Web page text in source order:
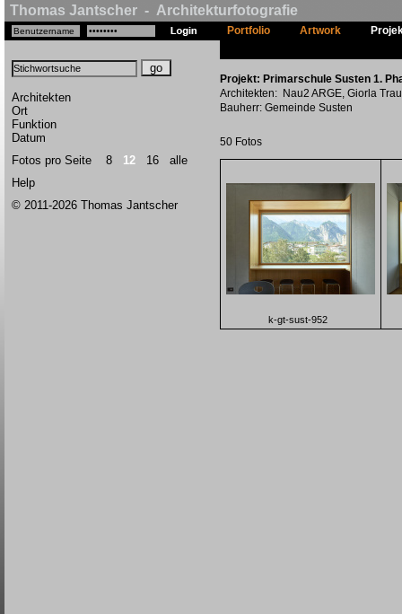
Thomas Jantscher - Architekturfotografie
Architekten
Ort
Funktion
Datum
Fotos pro Seite 8 12 16
alle
Help
© 2011-2026 Thomas Jantscher
Portfolio Artwork
Projekt: Primarschule Susten 1.
Architekten: Nau2 ARGE, Giorla
Bauherr: Gemeinde Susten
50 Fotos
k-gt-sust-952